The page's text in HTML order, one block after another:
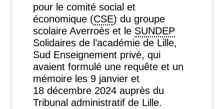
pour le comité social et
économique (CSE) du groupe
scolaire Averroès et le SUNDEP
Solidaires de l’académie de Lille,
Sud Enseignement privé, qui
avaient formulé une requête et un
mémoire les 9 janvier et
18 décembre 2024 auprès du
Tribunal administratif de Lille.